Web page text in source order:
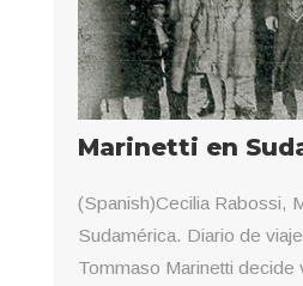
Marinetti en
(Spanish)Cecilia Rabossi,
Sudamérica. Diario de
Tommaso Marinetti decide